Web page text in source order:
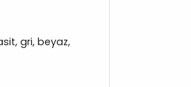
gri, beyaz,